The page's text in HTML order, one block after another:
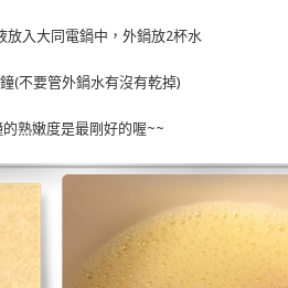
放入大同電鍋中，外鍋放2杯水
(不要管外鍋水有沒有乾掉)
熟嫩度是最剛好的喔~~